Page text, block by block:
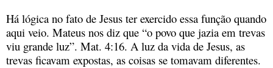
Há lógica no fato de Jesus ter exercido essa função quando
aqui veio. Mateus nos diz que “o povo que jazia em trevas
viu grande luz”. Mat. 4:16. A luz da vida de Jesus, as
trevas ficavam expostas, as coisas se tomavam diferentes.